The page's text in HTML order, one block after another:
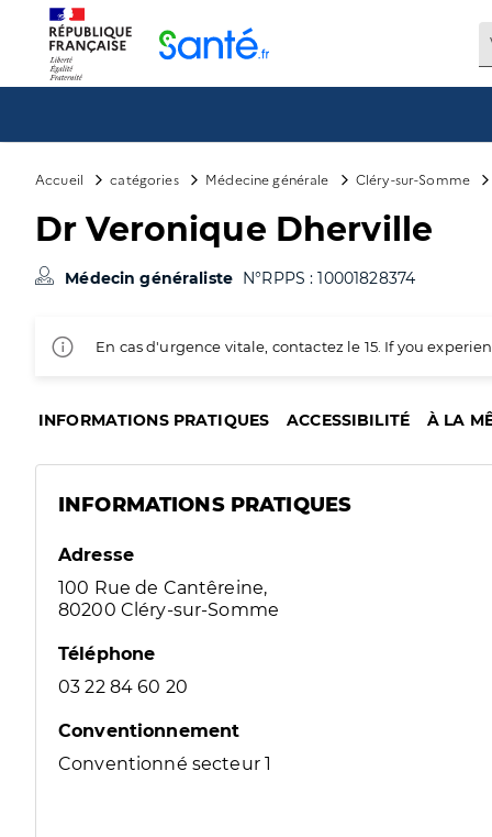
Accueil catégories Médecine générale Cléry-sur-Somme
Dr Veronique Dherville
Médecin généraliste N°RPPS : 10001828374
En cas d'urgence vitale, contactez le 15. If you
INFORMATIONS PRATIQUES ACCESSIBILITÉ À LA
INFORMATIONS PRATIQUES
Adresse
100 Rue de Cantêreine,
80200 Cléry-sur-Somme
Téléphone
03 22 84 60 20
Conventionnement
Conventionné secteur 1
Panneau de gestion des cookies